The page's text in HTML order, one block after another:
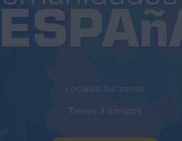
Localiza los zonas
Tienes 3 minutos